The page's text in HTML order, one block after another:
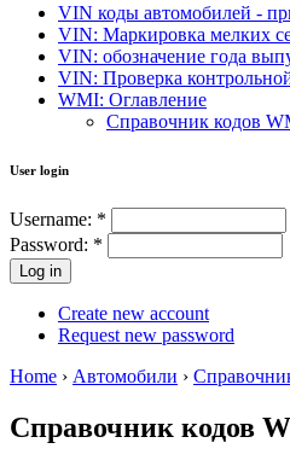
VIN коды автомобилей -
VIN: Маркировка мелких
VIN: обозначение года
VIN: Проверка
WMI: Оглавление
Справочник кодов
User login
Username: *
Password: *
Create new account
Request new password
Home › Автомобили ›
Справочник кодов